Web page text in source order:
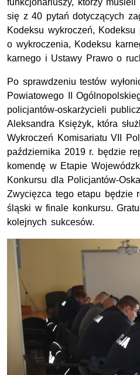
się z 40 pytań dotyczących
Kodeksu wykroczeń,
o wykroczenia, Kodeksu
karnego i Ustawy Prawo o
Po sprawdzeniu testów
Powiatowego II
policjantów-oskarżycieli
Aleksandra Księżyk, która
Wykroczeń Komisariatu VII
października 2019 r. będzie
komendę w Etapie
Konkursu dla Policjantów-
Zwycięzca tego etapu będzie
śląski w finale konkursu.
kolejnych sukcesów.